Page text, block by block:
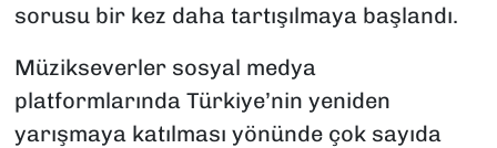
sorusu bir kez daha tartışılmaya başlandı.
Müzikseverler sosyal medya
platformlarında Türkiye’nin yeniden
yarışmaya katılması yönünde çok sayıda